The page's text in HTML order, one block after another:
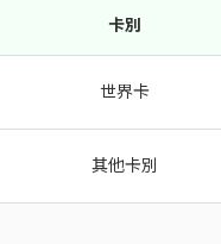
卡別
世界卡
其他卡別